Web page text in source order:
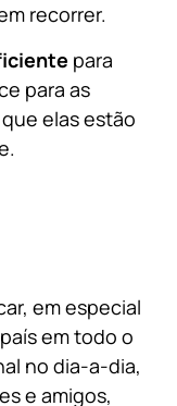
recorrer.
para
para as
elas estão
em especial
em todo o
no dia-a-dia,
e amigos,